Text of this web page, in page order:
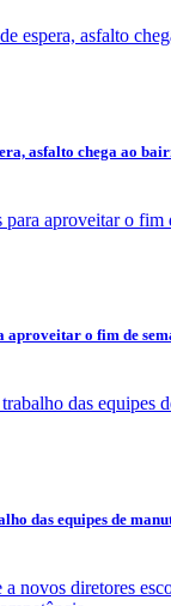
asfalto chega ao
aproveitar o fim de
das equipes de